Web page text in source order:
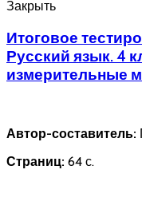
Закрыть
Итоговое
Русский язык. 4
измерительные
Автор-составитель:
Страниц: 64 с.